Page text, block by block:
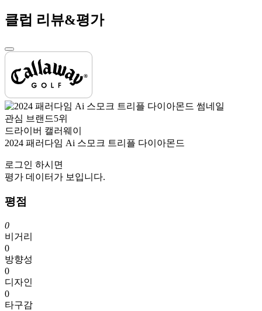
클럽 리뷰&평가
관심 브랜드5위
드라이버 캘러웨이
2024 패러다임 Ai 스모크 트리플 다이아몬드
로그인 하시면
평가 데이터가 보입니다.
평점
0
비거리
0
방향성
0
디자인
0
타구감